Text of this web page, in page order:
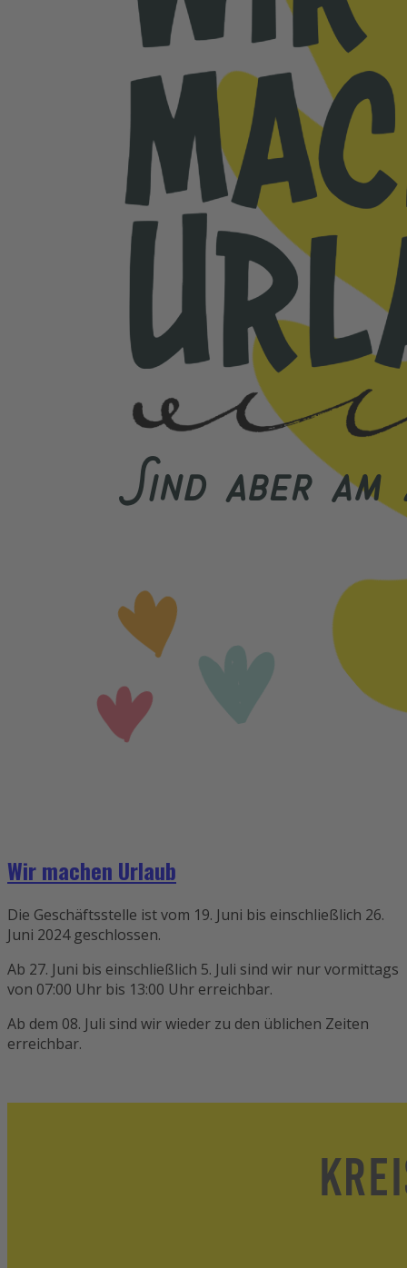
Wir machen Urlaub
Die Geschäftsstelle ist vom 19. Juni bis einschließlich 26.
Juni 2024 geschlossen.
Ab 27. Juni bis einschließlich 5. Juli sind wir nur vormittags
von 07:00 Uhr bis 13:00 Uhr erreichbar.
Ab dem 08. Juli sind wir wieder zu den üblichen Zeiten
erreichbar.